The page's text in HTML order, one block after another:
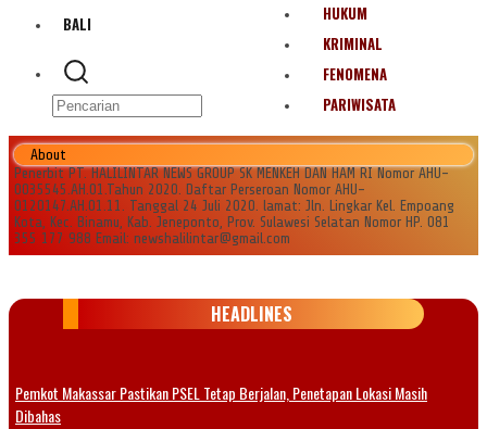
BALI
HUKUM
KRIMINAL
FENOMENA
PARIWISATA
About
Penerbit PT. HALILINTAR NEWS GROUP SK MENKEH DAN HAM RI Nomor AHU-
0035545.AH.01.Tahun 2020. Daftar Perseroan Nomor AHU-
0120147.AH.01.11. Tanggal 24 Juli 2020. lamat: Jln. Lingkar Kel. Empoang
Kota, Kec. Binamu, Kab. Jeneponto, Prov. Sulawesi Selatan Nomor HP. 081
355 177 988 Email: newshalilintar@gmail.com
HEADLINES
Pemkot Makassar Pastikan PSEL Tetap Berjalan, Penetapan Lokasi Masih
Dibahas